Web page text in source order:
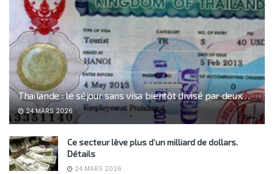
Thaïlande : le séjour sans visa bientôt divisé par deux…
24 MARS 2026
Ce secteur lève plus d’un milliard de dollars.
Détails
24 MARS 2026